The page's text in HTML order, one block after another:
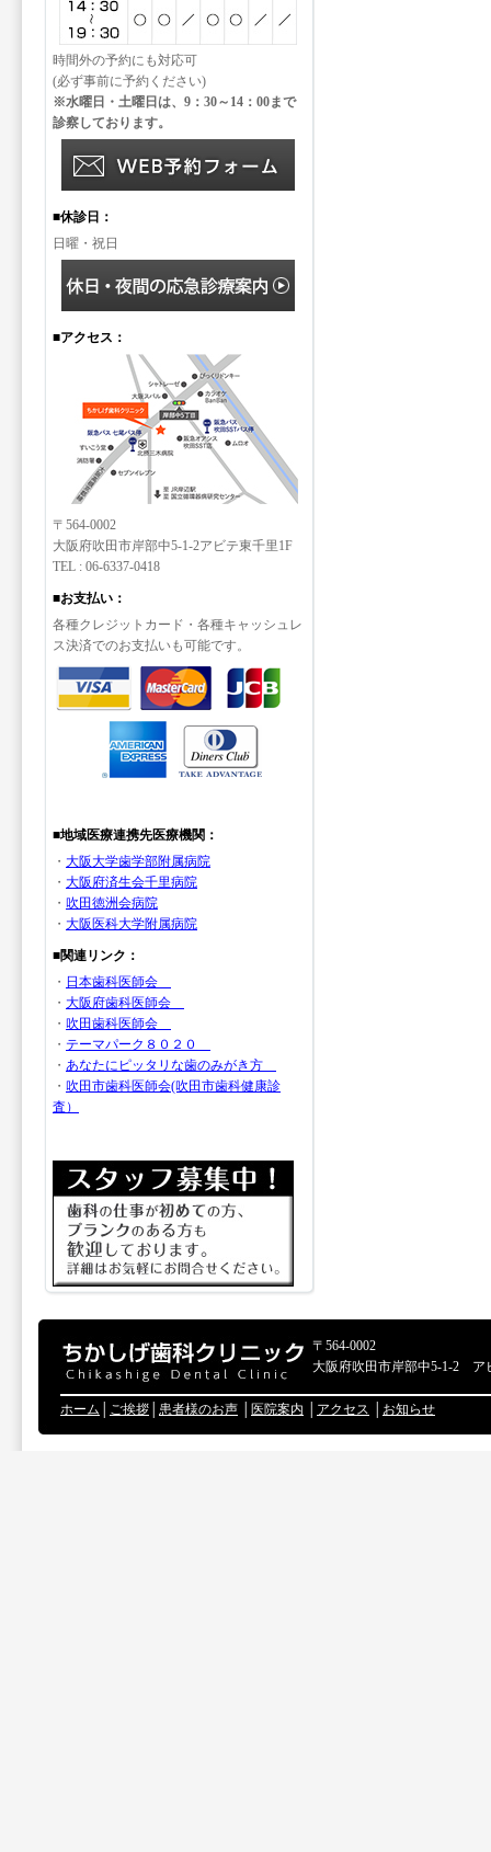
時間外の予約にも対応可
(必ず事前に予約ください)
※水曜日・土曜日は、9：30～14：00まで
診察しております。
■休診日：
日曜・祝日
■アクセス：
〒564-0002
大阪府吹田市岸部中5-1-2アビテ東千里1F
TEL : 06-6337-0418
■お支払い：
各種クレジットカード・各種キャッシュレ
ス決済でのお支払いも可能です。
■地域医療連携先医療機関：
・ 大阪大学歯学部附属病院
・ 大阪府済生会千里病院
・ 吹田徳洲会病院
・ 大阪医科大学附属病院
■関連リンク：
・ 日本歯科医師会
・ 大阪府歯科医師会
・ 吹田歯科医師会
・ テーマパーク８０２０
・ あなたにピッタリな歯のみがき方
・ 吹田市歯科医師会(吹田市歯科健康診
査）
〒564-0002
大阪府吹田市岸部中5-1-2 ア
ホーム ご挨拶 患者様のお声 医院案内 アクセス お知らせ